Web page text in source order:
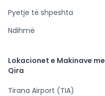
Pyetje të shpeshta
Ndihmë
Lokacionet e Makinave me
Qira
Tirana Airport (TIA)